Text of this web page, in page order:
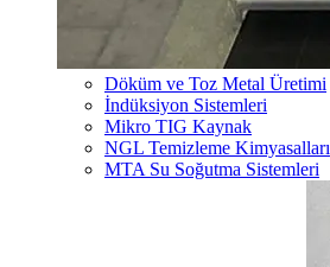
Döküm ve Toz Metal Üretimi
İndüksiyon Sistemleri
Mikro TIG Kaynak
NGL Temizleme Kimyasalları
MTA Su Soğutma Sistemleri